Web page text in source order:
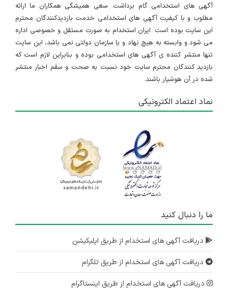
آگهی های استخدامی گام برداشت. سعی همیشگی همکاران ما ارائه
مطلوب و با کیفیت آگهی های استخدامی خدمت بازدیدکنندگان محترم
این سایت بوده است. ایران استخدام به صورت مستقل و خصوصی اداره
می شود و وابسته به هیچ نهاد و یا سازمان دولتی نمی باشد، این سایت
تنها منتشر کننده ی آگهی های استخدامی بوده و بنابراین لازم است که
بازدید کنندگان محترم سایت خود نسبت به صحت و سقم اخبار منتشر
شده در آن هوشیار باشند.
نماد اعتماد الکترونیکی
ما را دنبال کنید
دریافت آگهی های استخدام از طریق اپلیکیشن
دریافت آگهی های استخدام از طریق تلگرام
دریافت آگهی های استخدام از طریق اینستاگرام